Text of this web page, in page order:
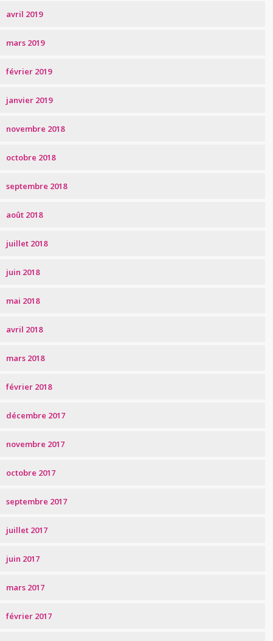
avril 2019
mars 2019
février 2019
janvier 2019
novembre 2018
octobre 2018
septembre 2018
août 2018
juillet 2018
juin 2018
mai 2018
avril 2018
mars 2018
février 2018
décembre 2017
novembre 2017
octobre 2017
septembre 2017
juillet 2017
juin 2017
mars 2017
février 2017